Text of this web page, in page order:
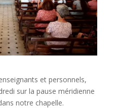
et personnels,
sur la pause méridienne
notre chapelle.